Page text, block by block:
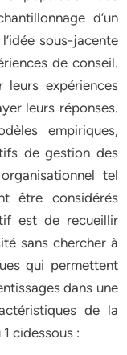
d’un
sous-jacente
de conseil.
leurs expériences
leurs réponses.
empiriques,
de gestion des
tel
être considérés
est de recueillir
sans chercher à
qui permettent
dans une
de la
cidessous :